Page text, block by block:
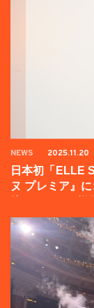
NEWS 2025.11.20
日本初「ELLE
ヌ プレミア』